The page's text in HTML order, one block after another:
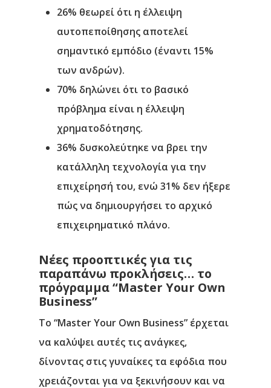
26% θεωρεί ότι η έλλειψη
αυτοπεποίθησης αποτελεί
σημαντικό εμπόδιο (έναντι 15%
των ανδρών).
70% δηλώνει ότι το βασικό
πρόβλημα είναι η έλλειψη
χρηματοδότησης.
36% δυσκολεύτηκε να βρει την
κατάλληλη τεχνολογία για την
επιχείρησή του, ενώ 31% δεν ήξερε
πώς να δημιουργήσει το αρχικό
επιχειρηματικό πλάνο.
Νέες προοπτικές για τις
παραπάνω προκλήσεις… το
πρόγραμμα “Master Your Own
Business”
Το “Master Your Own Business” έρχεται
να καλύψει αυτές τις ανάγκες,
δίνοντας στις γυναίκες τα εφόδια που
χρειάζονται για να ξεκινήσουν και να